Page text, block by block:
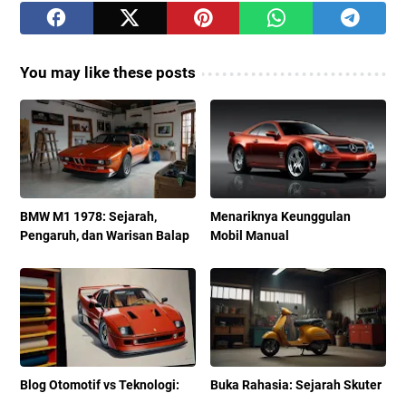
You may like these posts
BMW M1 1978: Sejarah,
Pengaruh, dan Warisan Balap
Menariknya Keunggulan
Mobil Manual
Blog Otomotif vs Teknologi:
Buka Rahasia: Sejarah Skuter